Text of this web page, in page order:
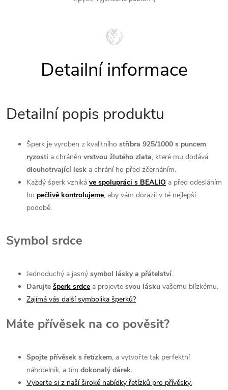
Detailní popis produktu
Šperk je vyroben z kvalitního stříbra 925/1000 s puncem
ryzosti a chráněn vrstvou žlutého zlata, které mu dodává
dlouhotrvající lesk a chrání ho před zčernáním.
Každý šperk vzniká ve spolupráci s BEALIO a před odesláním
ho pečlivě kontrolujeme, aby vám dorazil v té nejlepší
podobě.
Symbol srdce
⁠Jednoduchý a jasný symbol lásky a přátelství.
Darujte šperk srdce a projevte svou lásku vašemu blízkému.
Zajímá vás další symbolika šperků?
Máte přívěsek na co pověsit?
Spojte přívěsek s řetízkem, a vytvořte tak perfektní
náhrdelník, a tím dokonalý dárek.
Vyberte si z naší široké nabídky řetízků pro přívěsky.